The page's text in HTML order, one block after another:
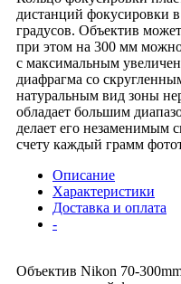
дистанций фокусировки
градусов. Объектив
при этом на 300 мм
с максимальным
диафрагма со
натуральным вид зоны
обладает большим
делает его незаменимым
счету каждый грамм
Описание
Характеристики
Доставка и оплата
-
Объектив Nikon 70-